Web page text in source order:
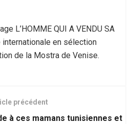
L’HOMME QUI A VENDU SA
internationale en sélection
de la Mostra de Venise.
précédent
à ces mamans tunisiennes et